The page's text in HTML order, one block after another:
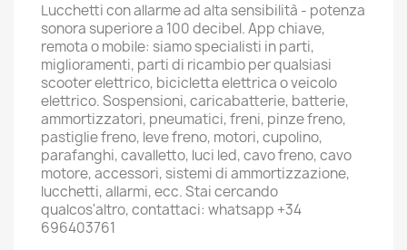
Lucchetti con allarme ad alta sensibilità - potenza
sonora superiore a 100 decibel. App chiave,
remota o mobile: siamo specialisti in parti,
miglioramenti, parti di ricambio per qualsiasi
scooter elettrico, bicicletta elettrica o veicolo
elettrico. Sospensioni, caricabatterie, batterie,
ammortizzatori, pneumatici, freni, pinze freno,
pastiglie freno, leve freno, motori, cupolino,
parafanghi, cavalletto, luci led, cavo freno, cavo
motore, accessori, sistemi di ammortizzazione,
lucchetti, allarmi, ecc. Stai cercando
qualcos'altro, contattaci: whatsapp +34
696403761